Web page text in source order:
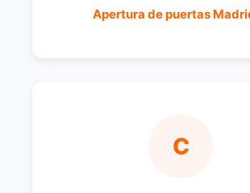
Apertura de puertas
C